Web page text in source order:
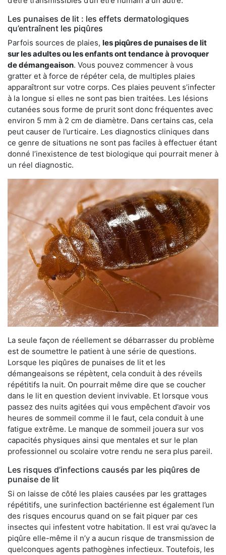
Les punaises de lit : les effets dermatologiques
qu’entraînent les piqûres
Parfois sources de plaies, les piqûres de punaises de lit
sur les adultes ou les enfants ont tendance à provoquer
de démangeaison. Vous pouvez commencer à vous
gratter et à force de répéter cela, de multiples plaies
apparaîtront sur votre corps. Ces plaies peuvent s’infecter
à la longue si elles ne sont pas bien traitées. Les lésions
cutanées sous forme de prurit sont donc fréquentes avec
environ 5 mm à 2 cm de diamètre. Dans certains cas, cela
peut causer de l’urticaire. Les diagnostics cliniques dans
ce genre de situations ne sont pas faciles à effectuer étant
donné l’inexistence de test biologique qui pourrait mener à
un réel diagnostic.
La seule façon de réellement se débarrasser du problème
est de soumettre le patient à une série de questions.
Lorsque les piqûres de punaises de lit et les
démangeaisons se répètent, cela conduit à des réveils
répétitifs la nuit. On pourrait même dire que se coucher
dans le lit en question devient invivable. Et lorsque vous
passez des nuits agitées qui vous empêchent d’avoir vos
heures de sommeil comme il le faut, cela conduit à une
fatigue extrême. Le manque de sommeil jouera sur vos
capacités physiques ainsi que mentales et sur le plan
professionnel ou scolaire votre rendu ne sera plus pareil.
Les risques d’infections causés par les piqûres de
punaise de lit
Si on laisse de côté les plaies causées par les grattages
répétitifs, une surinfection bactérienne est également l’un
des risques encourus quand on se fait piquer par ces
insectes qui infestent votre habitation. Il est vrai qu’avec la
piqûre elle-même il n’y a aucun risque de transmission de
quelconques agents pathogènes infectieux. Toutefois, les